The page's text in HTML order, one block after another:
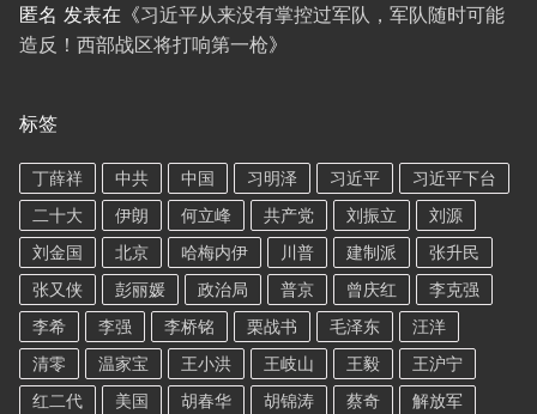
匿名 发表在《习近平从来没有掌控过军队，军队随时可能
造反！西部战区将打响第一枪》
标签
丁薛祥 中共 中国 习明泽 习近平
习近平下台
二十大
伊朗 何立峰 共产党 刘振立
刘源
刘金国
北京 哈梅内伊 川普 建制派
张升民
张又侠
彭丽媛 政治局 普京 曾庆红
李克强
李希
李强 李桥铭 栗战书 毛泽东
汪洋
清零
温家宝 王小洪 王岐山 王毅
王沪宁
红二代
美国 胡春华 胡锦涛 蔡奇 解放军